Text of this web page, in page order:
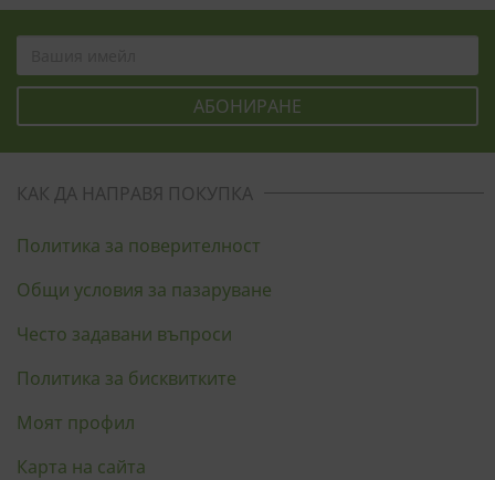
КАК ДА НАПРАВЯ ПОКУПКА
Политика за поверителност
Общи условия за пазаруване
Често задавани въпроси
Политика за бисквитките
Моят профил
Карта на сайта